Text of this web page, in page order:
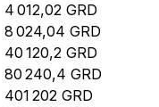
4 012,02 GRD
8 024,04 GRD
40 120,2 GRD
80 240,4 GRD
401 202 GRD